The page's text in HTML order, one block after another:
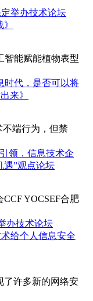
举办技术论坛
智能赋能植物表型
时代，是否可以将
来》
不端行为，但禁
领，信息技术企
遇”观点论坛
YOCSEF合肥
办技术论坛
给个人信息安全
了许多新的网络安